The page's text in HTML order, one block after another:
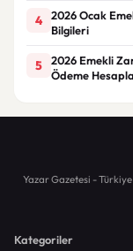
4
2026 Ocak
Bilgileri
5
2026 Emekli
Ödeme
Yazar Gazetesi -
Kategoriler